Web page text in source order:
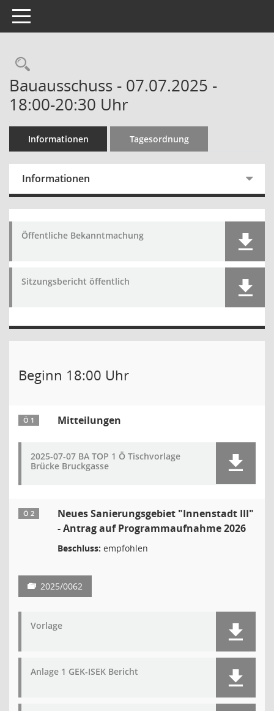
Toggle navigation
Bauausschuss - 07.07.2025 -
18:00-20:30 Uhr
Informationen Tagesordnung
Informationen
Öffentliche Bekanntmachung
Sitzungsbericht öffentlich
Beginn 18:00 Uhr
Ö 1 Mitteilungen
2025-07-07 BA TOP 1 Ö Tischvorlage
Brücke Bruckgasse
Ö 2
Neues Sanierungsgebiet "Innenstadt III"
- Antrag auf Programmaufnahme 2026
Beschluss: empfohlen
2025/0062
Vorlage
Anlage 1 GEK-ISEK Bericht